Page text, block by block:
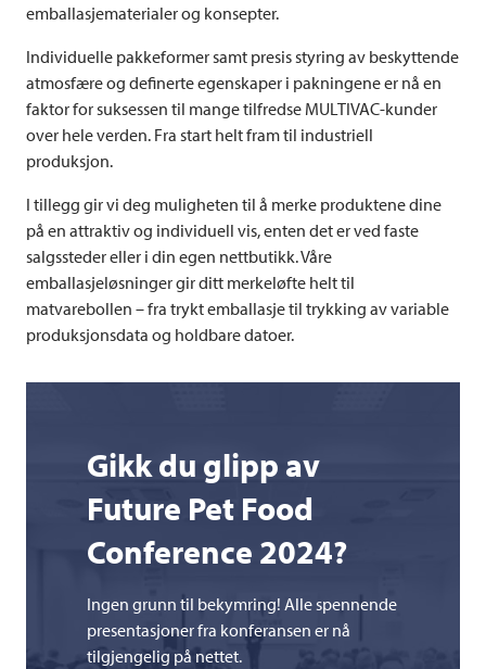
emballasjematerialer og konsepter.
Individuelle pakkeformer samt presis styring av beskyttende
atmosfære og definerte egenskaper i pakningene er nå en
faktor for suksessen til mange tilfredse MULTIVAC-kunder
over hele verden. Fra start helt fram til industriell
produksjon.
I tillegg gir vi deg muligheten til å merke produktene dine
på en attraktiv og individuell vis, enten det er ved faste
salgssteder eller i din egen nettbutikk. Våre
emballasjeløsninger gir ditt merkeløfte helt til
matvarebollen – fra trykt emballasje til trykking av variable
produksjonsdata og holdbare datoer.
Gikk du glipp av
Future Pet Food
Conference 2024?
Ingen grunn til bekymring! Alle spennende
presentasjoner fra konferansen er nå
tilgjengelig på nettet.